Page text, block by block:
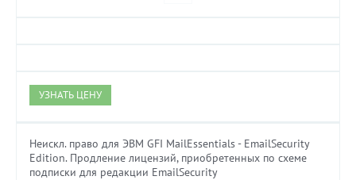
УЗНАТЬ ЦЕНУ
Неискл. право для ЭВМ GFI MailEssentials - EmailSecurity
Edition. Продление лицензий, приобретенных по схеме
подписки для редакции EmailSecurity